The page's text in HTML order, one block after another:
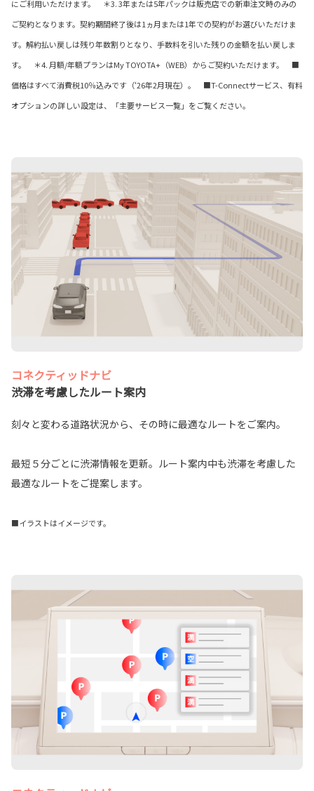
にご利用いただけます。 ＊3. 3年または5年パックは販売店での新車注文時のみの
ご契約となります。契約期間終了後は1ヵ月または1年での契約がお選びいただけま
す。解約払い戻しは残り年数割りとなり、手数料を引いた残りの金額を払い戻しま
す。 ＊4. 月額/年額プランはMy TOYOTA+（WEB）からご契約いただけます。 ■
価格はすべて消費税10％込みです（‘26年2月現在）。 ■T-Connectサービス、有料
オプションの詳しい設定は、「主要サービス一覧」をご覧ください。
コネクティッドナビ
渋滞を考慮したルート案内
刻々と変わる道路状況から、その時に最適なルートをご案内。
最短５分ごとに渋滞情報を更新。ルート案内中も渋滞を考慮した
最適なルートをご提案します。
■イラストはイメージです。